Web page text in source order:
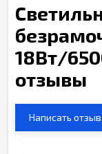
18Вт/
отзывы
Написать отзыв